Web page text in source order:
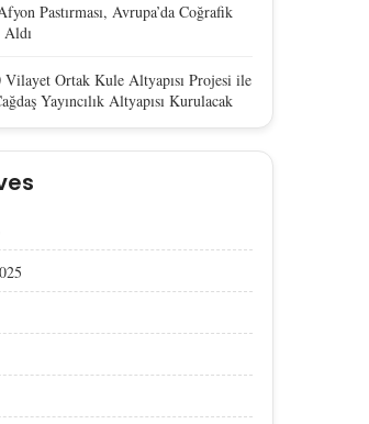
Pastırması, Avrupa’da Coğrafik
Vilayet Ortak Kule Altyapısı Projesi ile
Yayıncılık Altyapısı Kurulacak